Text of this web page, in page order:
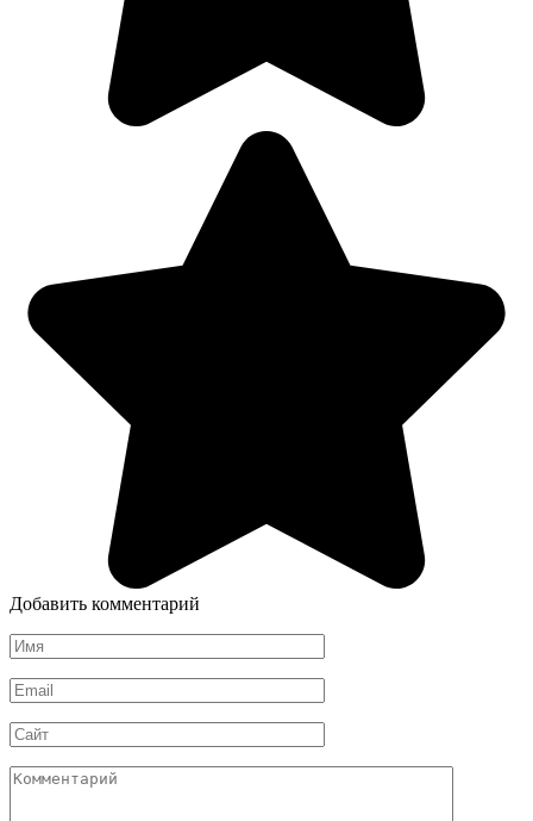
Добавить комментарий
Имя
*
Email
*
Сайт
Комментарий